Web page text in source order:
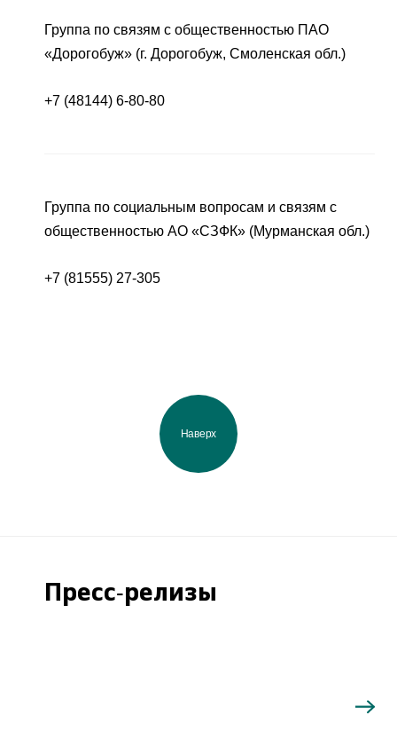
Группа по связям с общественностью ПАО
«Дорогобуж» (г. Дорогобуж, Смоленская обл.)
+7 (48144) 6-80-80
Группа по социальным вопросам и связям с
общественностью АО «СЗФК» (Мурманская обл.)
+7 (81555) 27-305
Наверх
Пресс-релизы